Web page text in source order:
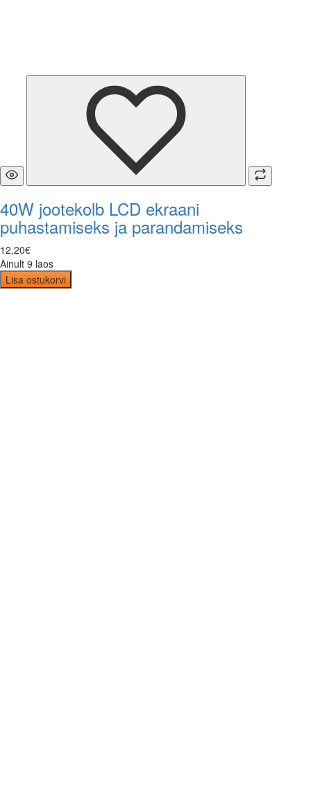
40W jootekolb LCD ekraani
puhastamiseks ja parandamiseks
12,20€
Ainult 9 laos
Lisa ostukorvi